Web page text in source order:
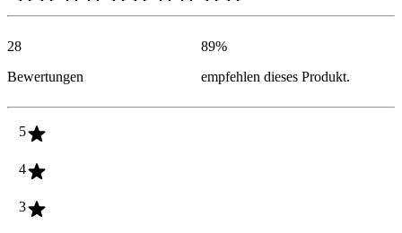
28
Bewertungen
89%
empfehlen dieses Produkt.
5
4
3